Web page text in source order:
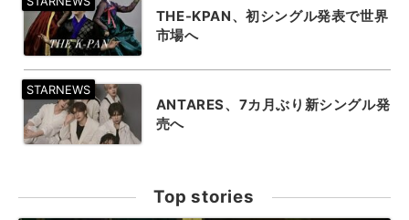
THE-KPAN、初シングル発表で世界
市場へ
ANTARES、7カ月ぶり新シングル発
売へ
Top stories